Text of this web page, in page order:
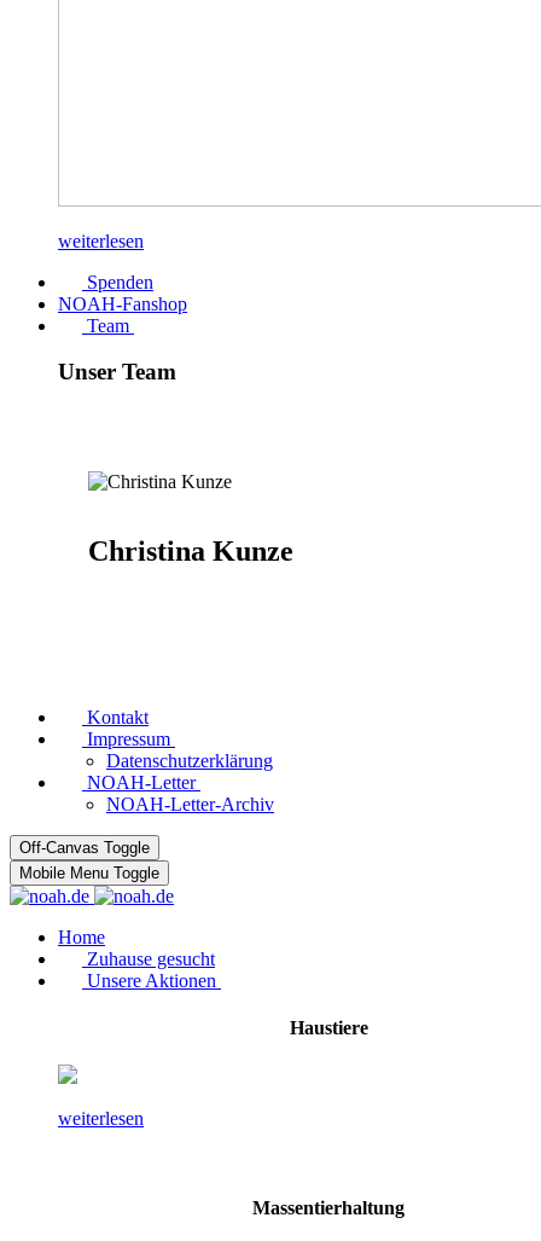
weiterlesen
Spenden
NOAH-Fanshop
Team
Unser Team
Christina Kunze
Kontakt
Impressum
Datenschutzerklärung
NOAH-Letter
NOAH-Letter-Archiv
Off-Canvas Toggle
Mobile Menu Toggle
Home
Zuhause gesucht
Unsere Aktionen
Haustiere
weiterlesen
Massentierhaltung